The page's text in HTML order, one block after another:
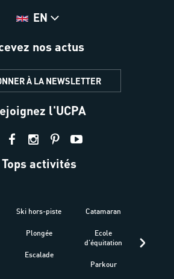
EN
nos actus
À LA NEWSLETTER
l'UCPA
Tops activités
Ski hors-piste
Plongée
Escalade
Catamaran
Ecole
d'équitation
Parkour